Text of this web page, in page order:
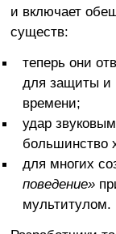
и включает
существ:
теперь они
для защиты и
времени;
удар
большинство
для многих
поведение»
мультитулом.